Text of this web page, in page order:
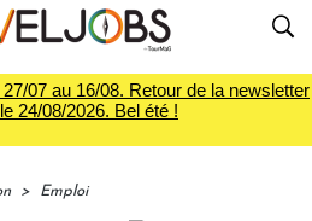
07 au 16/08. Retour de la newsletter
24/08/2026. Bel été !
> Emploi